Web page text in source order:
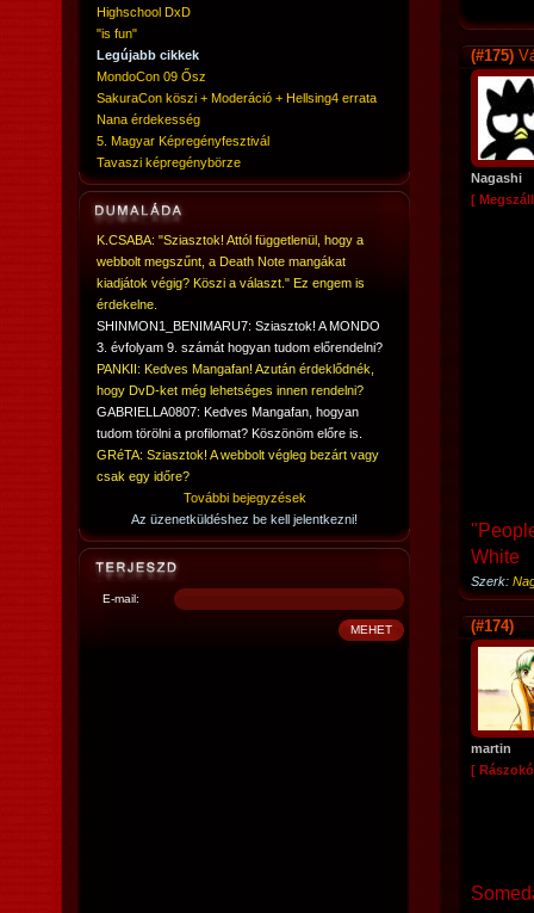
Highschool DxD
"is fun"
Legújabb cikkek
MondoCon 09 Ősz
SakuraCon köszi + Moderáció + Hellsing4 errata
Nana érdekesség
5. Magyar Képregényfesztivál
Tavaszi képregénybörze
K.CSABA: "Sziasztok! Attól függetlenül, hogy a
webbolt megszűnt, a Death Note mangákat
kiadjátok végig? Köszi a választ." Ez engem is
érdekelne.
SHINMON1_BENIMARU7: Sziasztok! A MONDO
3. évfolyam 9. számát hogyan tudom előrendelni?
PANKII: Kedves Mangafan! Azután érdeklődnék,
hogy DvD-ket még lehetséges innen rendelni?
GABRIELLA0807: Kedves Mangafan, hogyan
tudom törölni a profilomat? Köszönöm előre is.
GRéTA: Sziasztok! A webbolt végleg bezárt vagy
csak egy időre?
További bejegyzések
Az üzenetküldéshez be kell jelentkezni!
E-mail:
(#175)
Nagashi
[
White
Szerk:
(#174)
martin
[